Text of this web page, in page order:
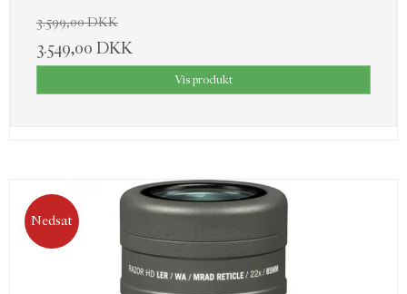
3.599,00 DKK
3.549,00 DKK
Vis produkt
Nedsat